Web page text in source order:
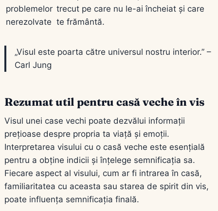
problemelor
nerezolvate
trecut pe care nu le-ai încheiat și care
te frământă.
„Visul este poarta către universul nostru interior.” –
Carl Jung
Rezumat util pentru casă veche în vis
Visul unei case vechi poate dezvălui informații
prețioase despre propria ta viață și emoții.
Interpretarea visului cu o casă veche este esențială
pentru a obține indicii și înțelege semnificația sa.
Fiecare aspect al visului, cum ar fi intrarea în casă,
familiaritatea cu aceasta sau starea de spirit din vis,
poate influența semnificația finală.